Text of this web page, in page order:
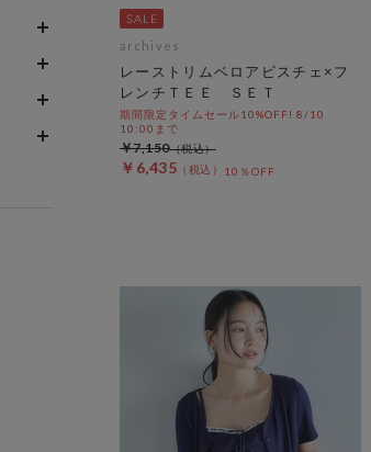
archives
レーストリムベロアビスチェ×フ
レンチＴＥＥ ＳＥＴ
期間限定タイムセール10%OFF! 8/10
10:00まで
￥6,435 10％OFF
￥7,150